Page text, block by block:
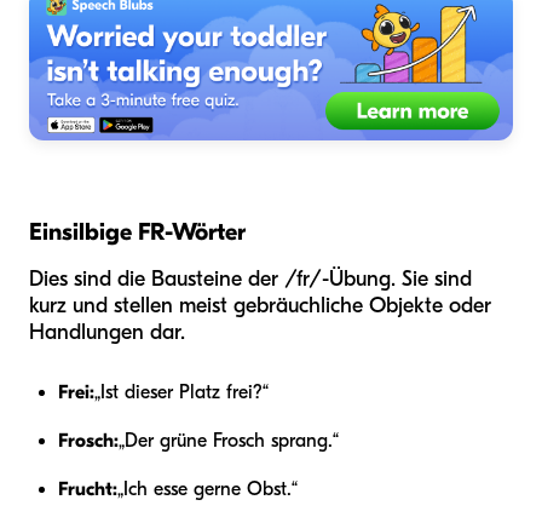
Einsilbige FR-Wörter
Dies sind die Bausteine der /fr/-Übung. Sie sind
kurz und stellen meist gebräuchliche Objekte oder
Handlungen dar.
Frei:„Ist dieser Platz frei?“
Frosch:„Der grüne Frosch sprang.“
Frucht:„Ich esse gerne Obst.“